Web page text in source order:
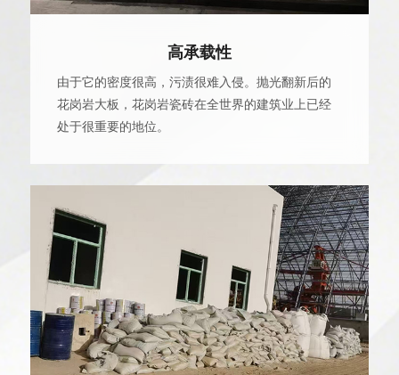
高承载性
由于它的密度很高，污渍很难入侵。抛光翻新后的
花岗岩大板，花岗岩瓷砖在全世界的建筑业上已经
处于很重要的地位。